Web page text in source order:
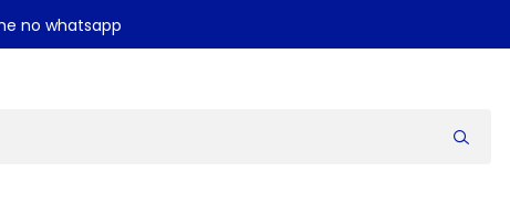
no whatsapp